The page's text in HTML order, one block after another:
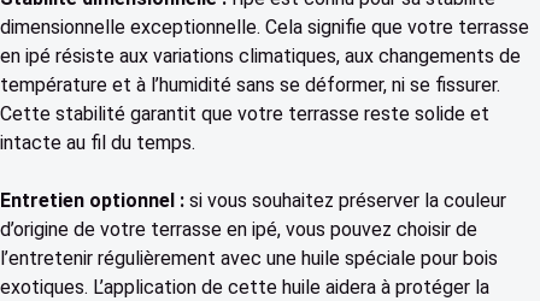
dimensionnelle exceptionnelle. Cela signifie que votre terrasse
en ipé résiste aux variations climatiques, aux changements de
température et à l’humidité sans se déformer, ni se fissurer.
Cette stabilité garantit que votre terrasse reste solide et
intacte au fil du temps.
Entretien optionnel : si vous souhaitez préserver la couleur
d’origine de votre terrasse en ipé, vous pouvez choisir de
l’entretenir régulièrement avec une huile spéciale pour bois
exotiques. L’application de cette huile aidera à protéger la